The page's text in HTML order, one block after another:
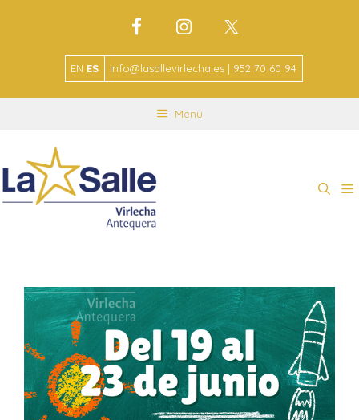
EN ES info@lasallevirlecha.es | 952 70 60 94
Menu